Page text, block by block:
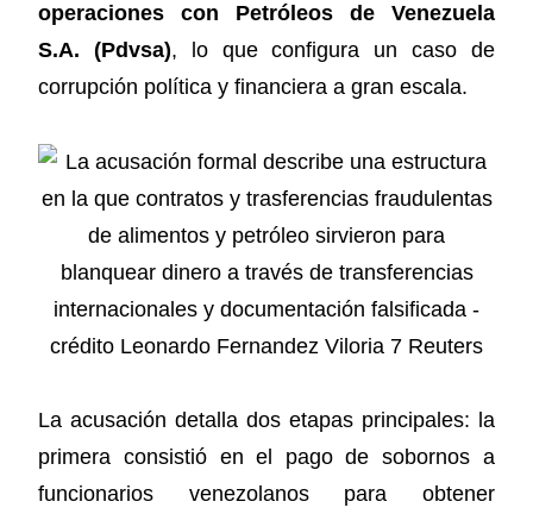
operaciones con Petróleos de Venezuela
S.A. (Pdvsa), lo que configura un caso de
corrupción política y financiera a gran escala.
La acusación detalla dos etapas principales: la
primera consistió en el pago de sobornos a
funcionarios venezolanos para obtener